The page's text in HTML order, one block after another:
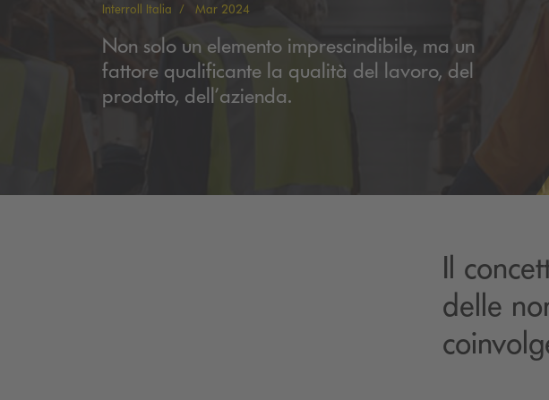
Interroll Italia Mar 2024
Non solo un elemento imprescindibile, ma un
fattore qualificante la qualità del lavoro, del
prodotto, dell’azienda.
Il
delle